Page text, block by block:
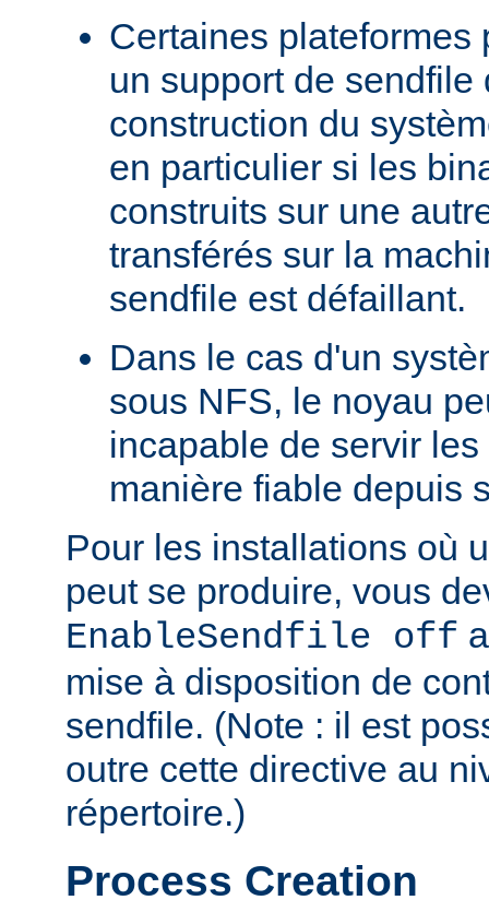
Certaines plateformes
un support de
construction du
en particulier si les
construits sur une
transférés sur la
sendfile est défaillant.
Dans le cas d'un
sous NFS, le noyau
incapable de servir
manière fiable depuis
Pour les installations où
peut se produire, vous
EnableSendfile off
mise à disposition de
sendfile. (Note : il est
outre cette directive au
répertoire.)
Process Creation